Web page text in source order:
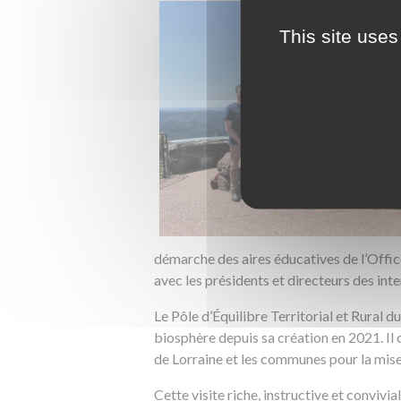
démarche des aires éducatives de
avec les présidents et directeurs des
Le Pôle d’Équilibre Territorial et Rural
biosphère depuis sa création en 2021.
de Lorraine et les communes pour la
Cette visite riche, instructive et
This site